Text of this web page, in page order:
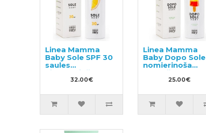
Linea Mamma
Baby Sole SPF 30
saules
aizsargājošā
emulsija32.00€
Linea Mamma
Baby Dopo Sole
nomierinoša
emulsija ar
papildus
odiem 150ml
25.00€